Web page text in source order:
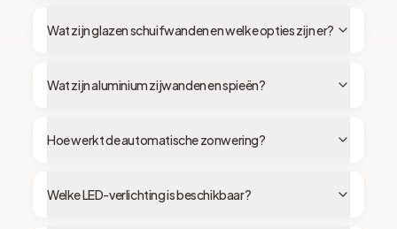
Wat zijn glazen schuifwanden en welke opties zijn er?
Wat zijn aluminium zijwanden en spieën?
Hoe werkt de automatische zonwering?
Welke LED-verlichting is beschikbaar?